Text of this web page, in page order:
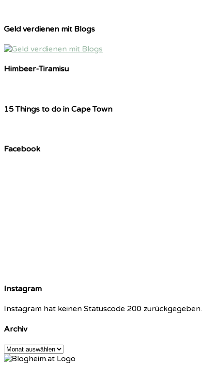
Geld verdienen mit Blogs
Himbeer-Tiramisu
15 Things to do in Cape Town
Facebook
Instagram
Instagram hat keinen Statuscode 200 zurückgegeben.
Archiv
Archiv